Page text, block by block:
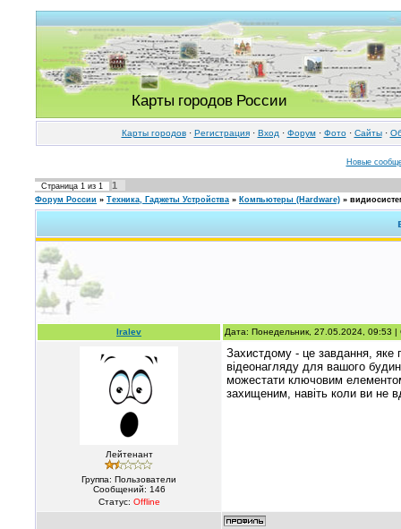
Карты городов России
Карты городов· Регистрация· Вход · Форум· Фото· Cайты·
Новые
Страница 1 из 1 1
Форум России » Техника, Гаджеты Устройства » Компьютеры (Hardware) »
Iralev Дата: Понедельник, 27.05.2024, 09:53
Лейтенант
Группа: Пользователи
Сообщений: 146
Статус: Offline
Захистдому - це завдання, яке
відеонагляду для вашого
можестати ключовим
захищеним, навіть коли ви не